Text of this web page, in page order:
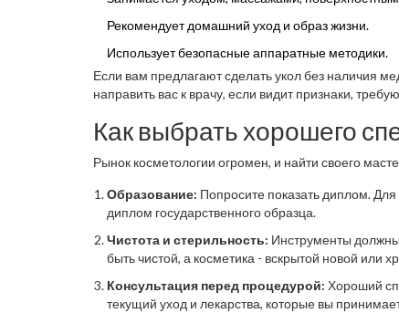
Рекомендует домашний уход и образ жизни.
Использует безопасные аппаратные методики.
Если вам предлагают сделать укол без наличия
направить вас к врачу, если видит признаки,
Как выбрать хорошего
Рынок косметологии огромен, и найти своего
Образование: Попросите показать диплом.
диплом государственного образца.
Чистота и стерильность: Инструменты
быть чистой, а косметика - вскрытой новой или
Консультация перед процедурой: Хороший
текущий уход и лекарства, которые вы